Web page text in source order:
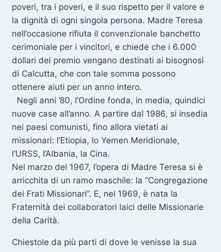
poveri, tra i poveri, e il suo rispetto per il valore e
la dignità di ogni singola persona. Madre Teresa
nell’occasione rifiuta il convenzionale banchetto
cerimoniale per i vincitori, e chiede che i 6.000
dollari del premio vengano destinati ai bisognosi
di Calcutta, che con tale somma possono
ottenere aiuti per un anno intero.
Negli anni ’80, l’Ordine fonda, in media, quindici
nuove case all’anno. A partire dal 1986, si insedia
nei paesi comunisti, fino allora vietati ai
missionari: l’Etiopia, lo Yemen Meridionale,
l’URSS, l’Albania, la Cina.
Nel marzo del 1967, l’opera di Madre Teresa si è
arricchita di un ramo maschile: la “Congregazione
dei Frati Missionari”. E, nel 1969, è nata la
Fraternità dei collaboratori laici delle Missionarie
della Carità.
Chiestole da più parti di dove le venisse la sua